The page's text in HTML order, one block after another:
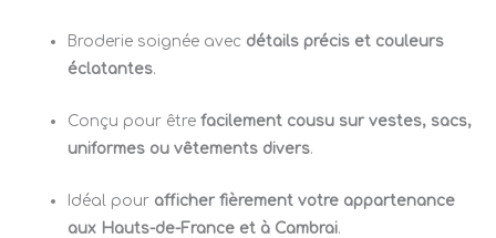
Broderie soignée avec détails précis et couleurs
éclatantes.
Conçu pour êtrefacilement cousu sur vestes, sacs,
uniformes ou vêtements divers.
Idéal pour afficher fièrement votre appartenance
aux Hauts-de-France et à Cambrai.